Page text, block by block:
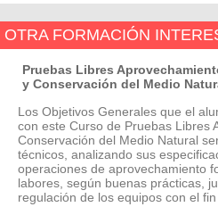
OTRA FORMACIÓN
Pruebas Libres
y Conservación del Medio
Los Objetivos Generales que el
con este Curso de Pruebas Libres
Conservación del Medio Natural
técnicos, analizando sus
operaciones de aprovechamiento
labores, según buenas prácticas,
regulación de los equipos con el